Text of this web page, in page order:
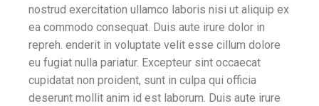
nostrud exercitation ullamco laboris nisi ut aliquip ex
ea commodo consequat. Duis aute irure dolor in
repreh. enderit in voluptate velit esse cillum dolore
eu fugiat nulla pariatur. Excepteur sint occaecat
cupidatat non proident, sunt in culpa qui officia
deserunt mollit anim id est laborum. Duis aute irure